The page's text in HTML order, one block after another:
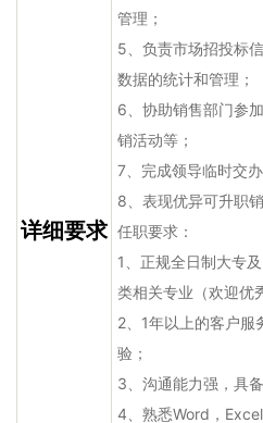
详细要求
管理；
5、负责市场招投标
数据的统计和管理；
6、协助销售部门参
销活动等；
7、完成领导临时交办
8、表现优异可升职
任职要求：
1、正规全日制大专
类相关专业（欢迎优
2、1年以上的客户服
验；
3、沟通能力强，具
4、熟悉Word，